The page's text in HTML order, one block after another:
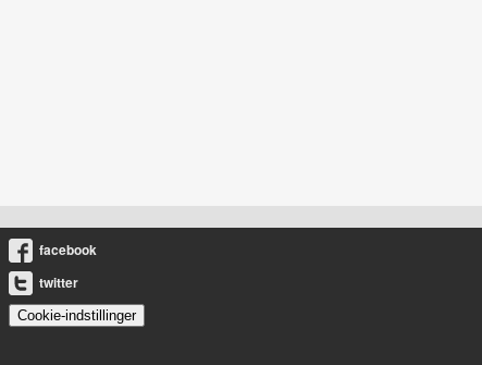
facebook
twitter
Cookie-indstillinger